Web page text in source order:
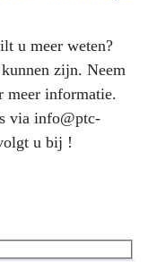
u meer weten?
zijn. Neem
meer informatie.
via info@ptc-
u bij !